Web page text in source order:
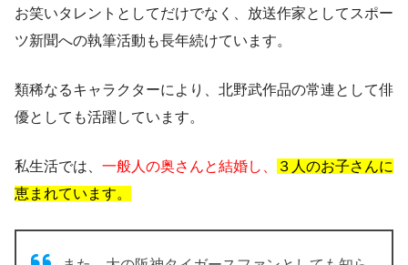
お笑いタレントとしてだけでなく、放送作家としてスポー
ツ新聞への執筆活動も長年続けています。
類稀なるキャラクターにより、北野武作品の常連として俳
優としても活躍しています。
私生活では、 一般人の奥さんと結婚し、
３人のお子さんに
恵まれています。